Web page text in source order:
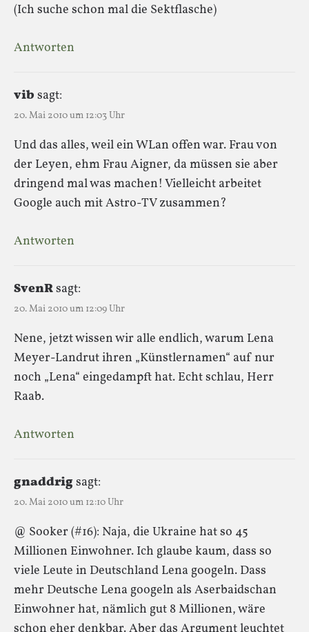
(Ich suche schon mal die Sektflasche)
Antworten
vib sagt:
20. Mai 2010 um 12:03 Uhr
Und das alles, weil ein WLan offen war. Frau von
der Leyen, ehm Frau Aigner, da müssen sie aber
dringend mal was machen! Vielleicht arbeitet
Google auch mit Astro-TV zusammen?
Antworten
SvenRsagt:
20. Mai 2010 um 12:09 Uhr
Nene, jetzt wissen wir alle endlich, warum Lena
Meyer-Landrut ihren „Künstlernamen“ auf nur
noch „Lena“ eingedampft hat. Echt schlau, Herr
Raab.
Antworten
gnaddrigsagt:
20. Mai 2010 um 12:10 Uhr
@ Sooker (#16): Naja, die Ukraine hat so 45
Millionen Einwohner. Ich glaube kaum, dass so
viele Leute in Deutschland Lena googeln. Dass
mehr Deutsche Lena googeln als Aserbaidschan
Einwohner hat, nämlich gut 8 Millionen, wäre